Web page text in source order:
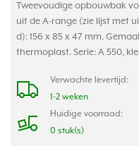
Tweevoudige opbouwbak
uit de A-range (zie lijst met
d): 156 x 85 x 47 mm.
thermoplast. Serie: A 550,
Verwachte levertijd:
1-2 weken
Huidige voorraad:
0 stuk(s)